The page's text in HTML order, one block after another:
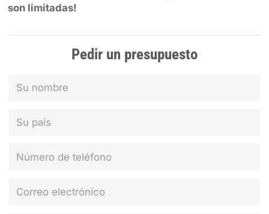
son limitadas!
Pedir un presupuesto